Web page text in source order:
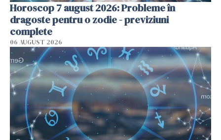
Horoscop 7 august 2026: Probleme în
dragoste pentru o zodie - previziuni
complete
06 AUGUST 2026